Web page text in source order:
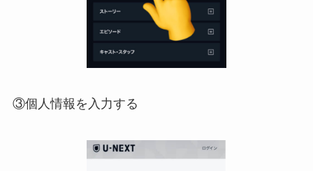
③個人情報を入力する